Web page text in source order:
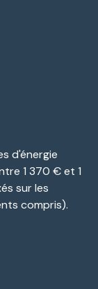
d'énergie
1 370 € et 1
sur les
compris).